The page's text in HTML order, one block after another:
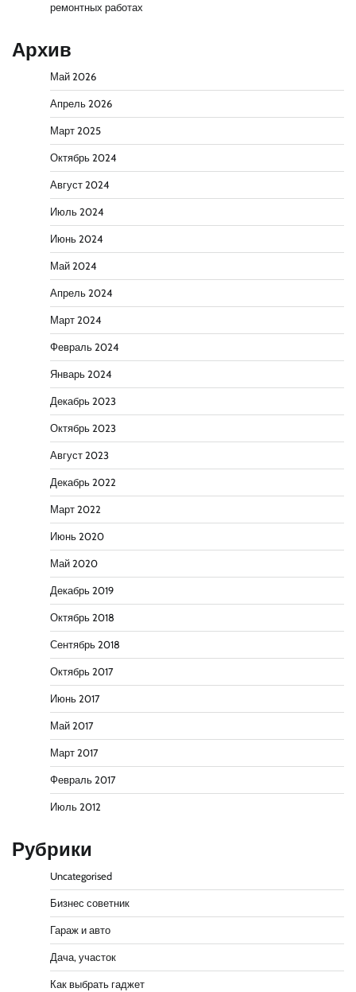
ремонтных работах
Архив
Май 2026
Апрель 2026
Март 2025
Октябрь 2024
Август 2024
Июль 2024
Июнь 2024
Май 2024
Апрель 2024
Март 2024
Февраль 2024
Январь 2024
Декабрь 2023
Октябрь 2023
Август 2023
Декабрь 2022
Март 2022
Июнь 2020
Май 2020
Декабрь 2019
Октябрь 2018
Сентябрь 2018
Октябрь 2017
Июнь 2017
Май 2017
Март 2017
Февраль 2017
Июль 2012
Рубрики
Uncategorised
Бизнес советник
Гараж и авто
Дача, участок
Как выбрать гаджет